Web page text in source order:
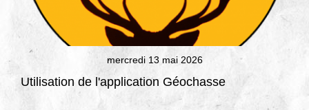
Je suis chasseur
Je valide mon permis
mercredi 13 mai 2026
Utilisation de l'application Géochasse